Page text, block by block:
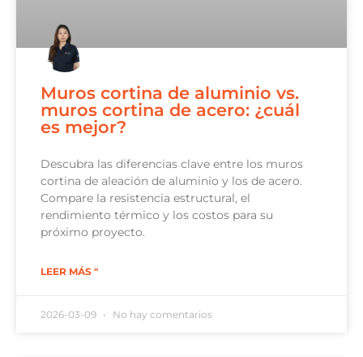
Muros cortina de aluminio vs.
muros cortina de acero: ¿cuál
es mejor?
Descubra las diferencias clave entre los muros
cortina de aleación de aluminio y los de acero.
Compare la resistencia estructural, el
rendimiento térmico y los costos para su
próximo proyecto.
LEER MÁS "
2026-03-09 No hay comentarios